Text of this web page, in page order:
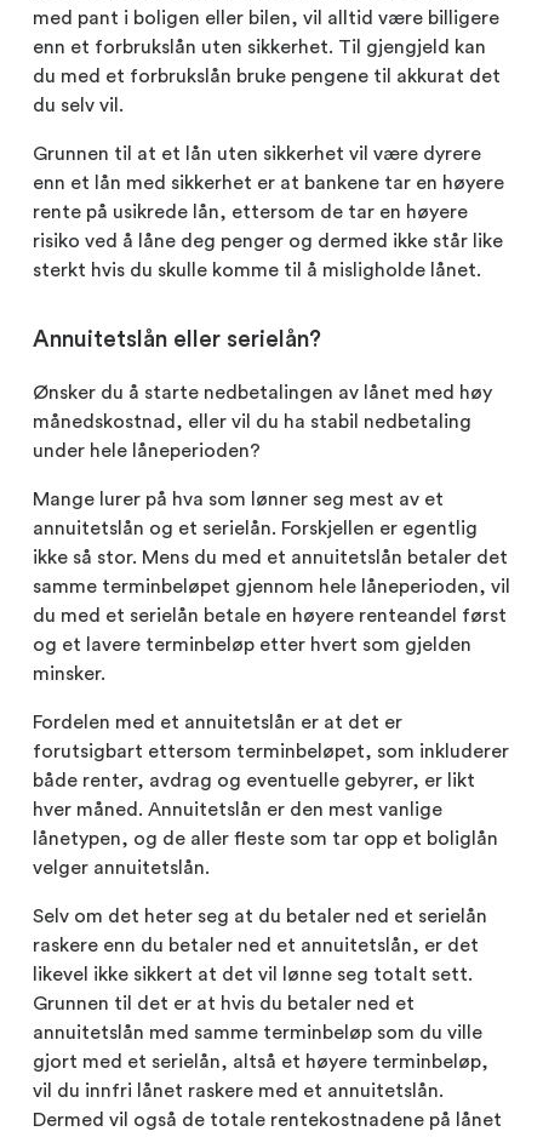
med pant i boligen eller bilen, vil alltid være billigere
enn et forbrukslån uten sikkerhet. Til gjengjeld kan
du med et forbrukslån bruke pengene til akkurat det
du selv vil.
Grunnen til at et lån uten sikkerhet vil være dyrere
enn et lån med sikkerhet er at bankene tar en høyere
rente på usikrede lån, ettersom de tar en høyere
risiko ved å låne deg penger og dermed ikke står like
sterkt hvis du skulle komme til å misligholde lånet.
Annuitetslån eller serielån?
Ønsker du å starte nedbetalingen av lånet med høy
månedskostnad, eller vil du ha stabil nedbetaling
under hele låneperioden?
Mange lurer på hva som lønner seg mest av et
annuitetslån og et serielån. Forskjellen er egentlig
ikke så stor. Mens du med et annuitetslån betaler det
samme terminbeløpet gjennom hele låneperioden, vil
du med et serielån betale en høyere renteandel først
og et lavere terminbeløp etter hvert som gjelden
minsker.
Fordelen med et annuitetslån er at det er
forutsigbart ettersom terminbeløpet, som inkluderer
både renter, avdrag og eventuelle gebyrer, er likt
hver måned. Annuitetslån er den mest vanlige
lånetypen, og de aller fleste som tar opp et boliglån
velger annuitetslån.
Selv om det heter seg at du betaler ned et serielån
raskere enn du betaler ned et annuitetslån, er det
likevel ikke sikkert at det vil lønne seg totalt sett.
Grunnen til det er at hvis du betaler ned et
annuitetslån med samme terminbeløp som du ville
gjort med et serielån, altså et høyere terminbeløp,
vil du innfri lånet raskere med et annuitetslån.
Dermed vil også de totale rentekostnadene på lånet